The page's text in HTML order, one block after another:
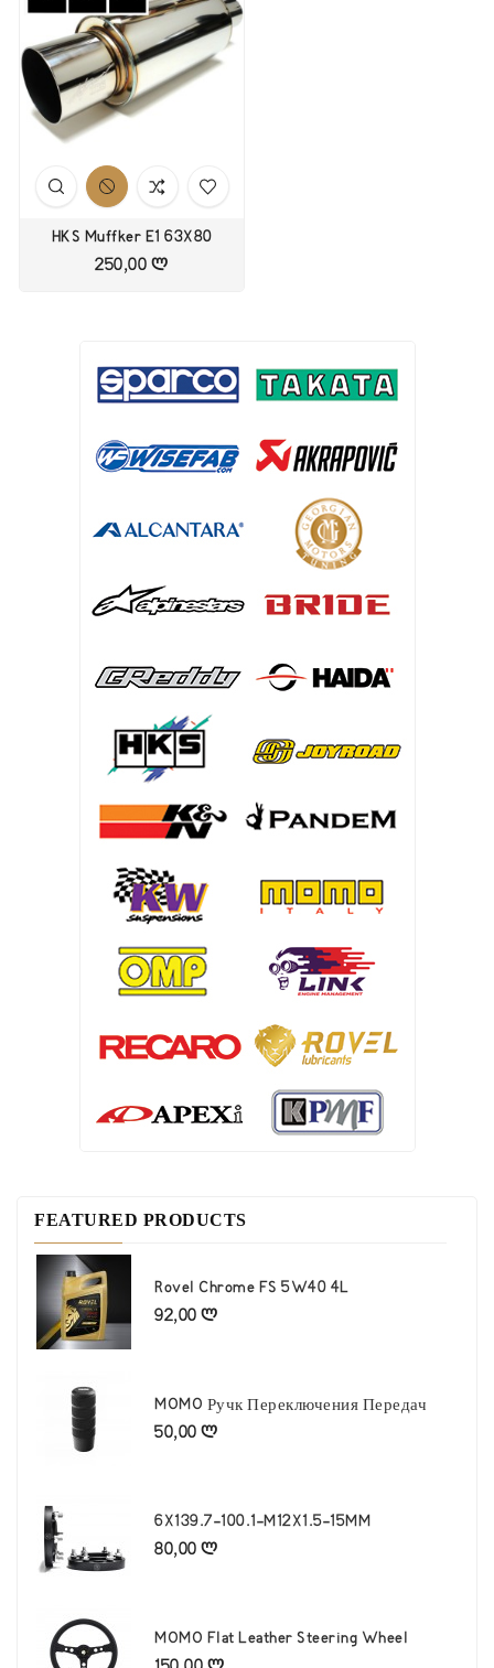
HKS Muffker E1 63X80
250,00 ლ
FEATURED PRODUCTS
Rovel Chrome FS 5W40 4L
92,00 ლ
MOMO Ручк Переключения Передач
50,00 ლ
6X139.7-100.1-M12X1.5-15MM
80,00 ლ
MOMO Flat Leather Steering Wheel